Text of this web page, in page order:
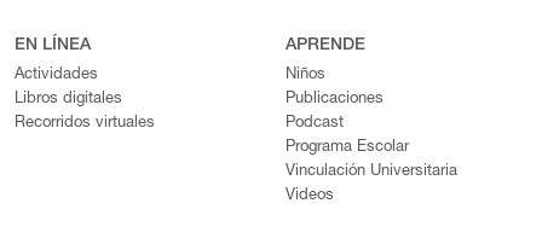
EN LÍNEA
Actividades
Libros digitales
Recorridos virtuales
APRENDE
Niños
Publicaciones
Podcast
Programa Escolar
Vinculación Universitaria
Videos